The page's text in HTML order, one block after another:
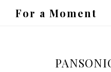
For a Moment